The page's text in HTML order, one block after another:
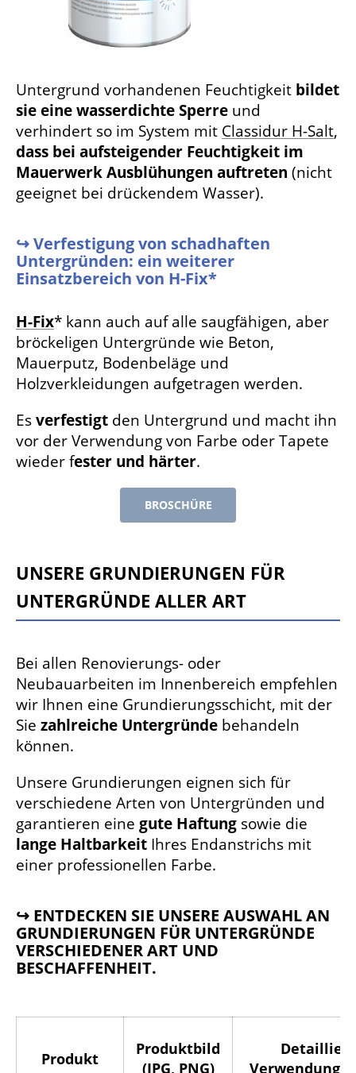
Untergrund vorhandenen Feuchtigkeit bildet
sie einewasserdichte Sperre und
verhindert so im System mit Classidur H-Salt,
dass bei aufsteigender Feuchtigkeit im
Mauerwerk Ausblühungen auftreten (nicht
geeignet bei drückendem Wasser).
↪ Verfestigung von schadhaften
Untergründen: ein weiterer
Einsatzbereich von H-Fix*
H-Fix* kann auch auf alle saugfähigen, aber
bröckeligen Untergründe wie Beton,
Mauerputz, Bodenbeläge und
Holzverkleidungen aufgetragen werden.
Esverfestigt den Untergrund und macht ihn
vor der Verwendung von Farbe oder Tapete
wieder fester und härter.
BROSCHÜRE
Unsere Grundierungen für
Untergründe aller Art
Bei allen Renovierungs- oder
Neubauarbeiten im Innenbereich empfehlen
wir Ihnen eine Grundierungsschicht, mit der
Sie zahlreiche Untergründe behandeln
können.
Unsere Grundierungen eignen sich für
verschiedene Arten von Untergründen und
garantieren eine gute Haftung sowie die
lange Haltbarkeit Ihres Endanstrichs mit
einer professionellen Farbe.
↪ ENTDECKEN SIE UNSERE AUSWAHL AN
GRUNDIERUNGEN FÜR UNTERGRÜNDE
VERSCHIEDENER ART UND
BESCHAFFENHEIT.
Produkt
Produktbild
(JPG, PNG)